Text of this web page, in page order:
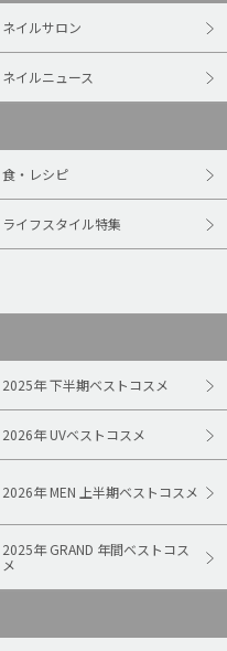
ネイルサロン
ネイルニュース
食・レシピ
ライフスタイル特集
2025年 下半期ベストコスメ
2026年 UVベストコスメ
2026年 MEN 上半期ベストコスメ
2025年 GRAND 年間ベストコス
メ